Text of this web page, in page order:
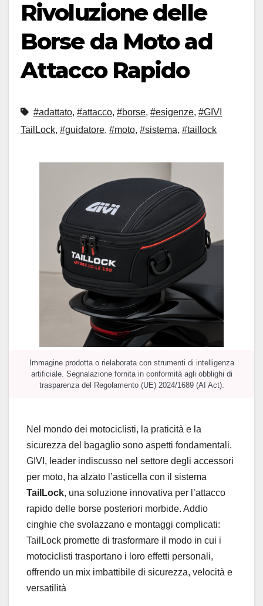
Rivoluzione delle
Borse da Moto ad
Attacco Rapido
#adattato, #attacco, #borse, #esigenze, #GIVI
TailLock, #guidatore, #moto, #sistema, #taillock
Immagine prodotta o rielaborata con strumenti di intelligenza
artificiale. Segnalazione fornita in conformità agli obblighi di
trasparenza del Regolamento (UE) 2024/1689 (AI Act).
Nel mondo dei motociclisti, la praticità e la
sicurezza del bagaglio sono aspetti fondamentali.
GIVI, leader indiscusso nel settore degli accessori
per moto, ha alzato l’asticella con il sistema
TailLock, una soluzione innovativa per l’attacco
rapido delle borse posteriori morbide. Addio
cinghie che svolazzano e montaggi complicati:
TailLock promette di trasformare il modo in cui i
motociclisti trasportano i loro effetti personali,
offrendo un mix imbattibile di sicurezza, velocità e
versatilità